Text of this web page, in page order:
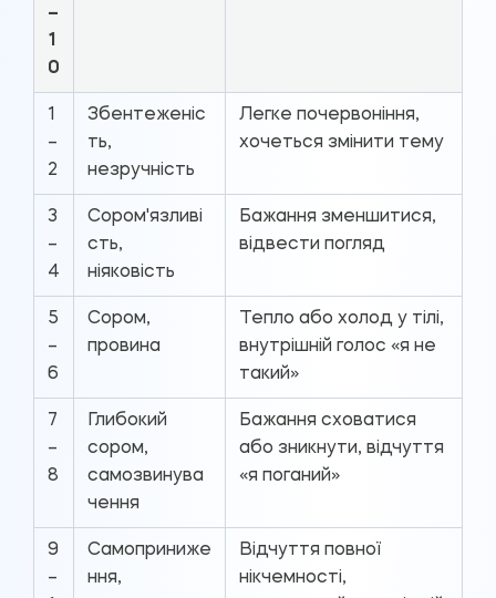
–
1
0
1
–
2
Збентеженіс
ть,
незручність
Легке почервоніння,
хочеться змінити тему
3
–
4
Сором'язливі
сть,
ніяковість
Бажання зменшитися,
відвести погляд
5
–
6
Сором,
провина
Тепло або холод у тілі,
внутрішній голос «я не
такий»
7
–
8
Глибокий
сором,
самозвинува
чення
Бажання сховатися
або зникнути, відчуття
«я поганий»
9
–
Самоприниже
ння,
Відчуття повної
нікчемності,